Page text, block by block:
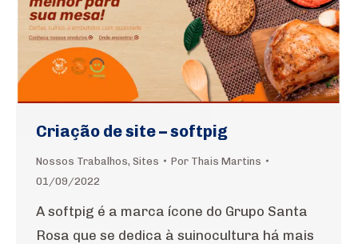
Criação de site – softpig
Nossos Trabalhos, Sites Por Thais Martins
01/09/2022
A softpig é a marca ícone do Grupo Santa
Rosa que se dedica à suinocultura há mais